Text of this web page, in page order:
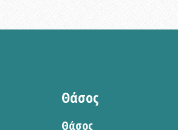
Θάσος
Θάσος